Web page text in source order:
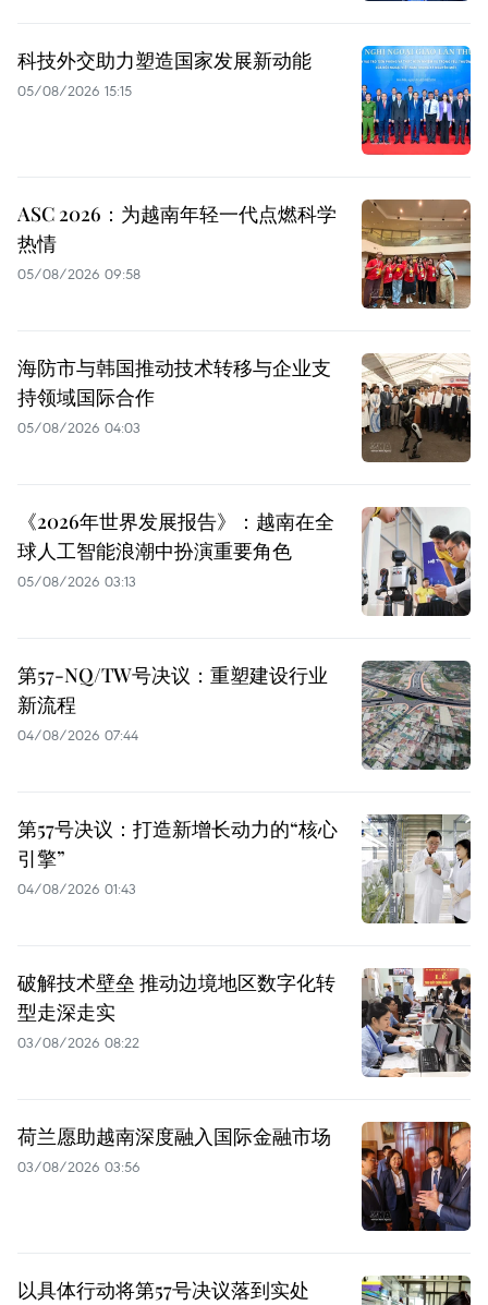
科技外交助力塑造国家发展新动能
05/08/2026 15:15
ASC 2026：为越南年轻一代点燃科学
热情
05/08/2026 09:58
海防市与韩国推动技术转移与企业支
持领域国际合作
05/08/2026 04:03
《2026年世界发展报告》：越南在全
球人工智能浪潮中扮演重要角色
05/08/2026 03:13
第57-NQ/TW号决议：重塑建设行业
新流程
04/08/2026 07:44
第57号决议：打造新增长动力的“核心
引擎”
04/08/2026 01:43
破解技术壁垒 推动边境地区数字化转
型走深走实
03/08/2026 08:22
荷兰愿助越南深度融入国际金融市场
03/08/2026 03:56
以具体行动将第57号决议落到实处